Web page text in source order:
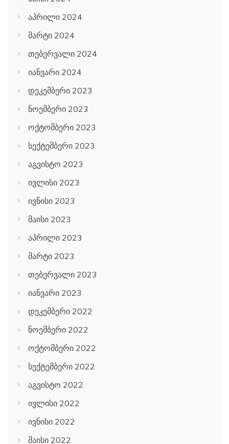
აპრილი 2024
მარტი 2024
თებერვალი 2024
იანვარი 2024
დეკემბერი 2023
ნოემბერი 2023
ოქტომბერი 2023
სექტემბერი 2023
აგვისტო 2023
ივლისი 2023
ივნისი 2023
მაისი 2023
აპრილი 2023
მარტი 2023
თებერვალი 2023
იანვარი 2023
დეკემბერი 2022
ნოემბერი 2022
ოქტომბერი 2022
სექტემბერი 2022
აგვისტო 2022
ივლისი 2022
ივნისი 2022
მაისი 2022